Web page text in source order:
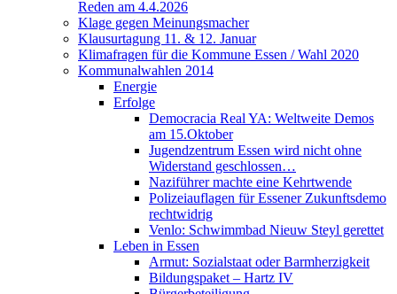
Reden am 4.4.2026
Klage gegen Meinungsmacher
Klausurtagung 11. & 12. Januar
Klimafragen für die Kommune Essen / Wahl 2020
Kommunalwahlen 2014
Energie
Erfolge
Democracia Real YA: Weltweite Demos
am 15.Oktober
Jugendzentrum Essen wird nicht ohne
Widerstand geschlossen…
Naziführer machte eine Kehrtwende
Polizeiauflagen für Essener Zukunftsdemo
rechtwidrig
Venlo: Schwimmbad Nieuw Steyl gerettet
Leben in Essen
Armut: Sozialstaat oder Barmherzigkeit
Bildungspaket – Hartz IV